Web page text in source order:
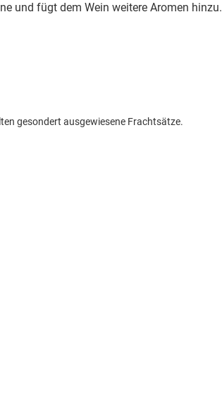
und fügt dem Wein weitere Aromen hinzu.
gesondert ausgewiesene Frachtsätze.